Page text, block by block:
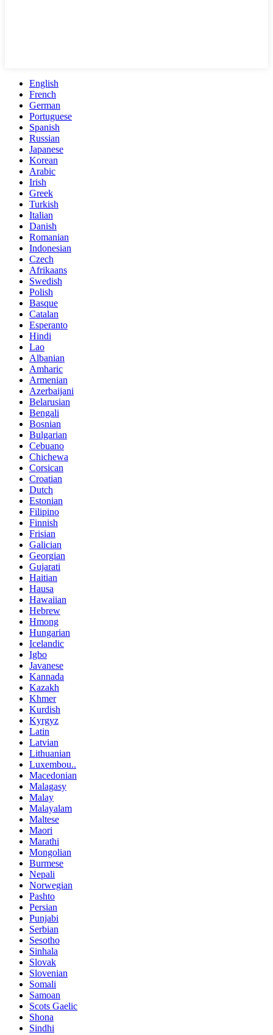
English
French
German
Portuguese
Spanish
Russian
Japanese
Korean
Arabic
Irish
Greek
Turkish
Italian
Danish
Romanian
Indonesian
Czech
Afrikaans
Swedish
Polish
Basque
Catalan
Esperanto
Hindi
Lao
Albanian
Amharic
Armenian
Azerbaijani
Belarusian
Bengali
Bosnian
Bulgarian
Cebuano
Chichewa
Corsican
Croatian
Dutch
Estonian
Filipino
Finnish
Frisian
Galician
Georgian
Gujarati
Haitian
Hausa
Hawaiian
Hebrew
Hmong
Hungarian
Icelandic
Igbo
Javanese
Kannada
Kazakh
Khmer
Kurdish
Kyrgyz
Latin
Latvian
Lithuanian
Luxembou..
Macedonian
Malagasy
Malay
Malayalam
Maltese
Maori
Marathi
Mongolian
Burmese
Nepali
Norwegian
Pashto
Persian
Punjabi
Serbian
Sesotho
Sinhala
Slovak
Slovenian
Somali
Samoan
Scots Gaelic
Shona
Sindhi